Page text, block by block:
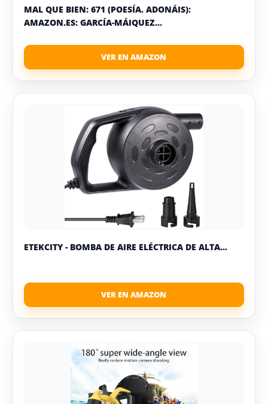
MAL QUE BIEN: 671 (POESÍA. ADONÁIS):
AMAZON.ES: GARCÍA-MÁIQUEZ...
ETEKCITY - BOMBA DE AIRE ELÉCTRICA DE ALTA...